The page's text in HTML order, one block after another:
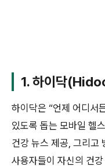
1. 하이닥
하이닥은 “언제 어디서
있도록 돕는 모바일 헬
건강 뉴스 제공, 그리고
사용자들이 자신의 건